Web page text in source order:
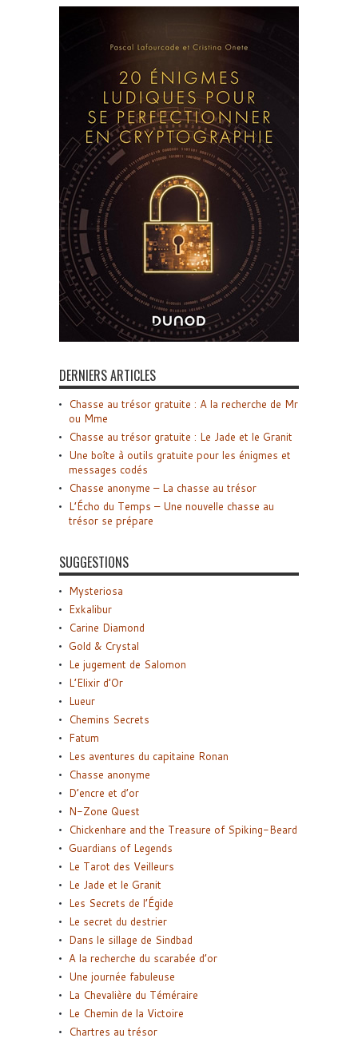
DERNIERS ARTICLES
Chasse au trésor gratuite : A la recherche de Mr
ou Mme
Chasse au trésor gratuite : Le Jade et le Granit
Une boîte à outils gratuite pour les énigmes et
messages codés
Chasse anonyme – La chasse au trésor
L’Écho du Temps – Une nouvelle chasse au
trésor se prépare
SUGGESTIONS
Mysteriosa
Exkalibur
Carine Diamond
Gold & Crystal
Le jugement de Salomon
L’Elixir d’Or
Lueur
Chemins Secrets
Fatum
Les aventures du capitaine Ronan
Chasse anonyme
D’encre et d’or
N-Zone Quest
Chickenhare and the Treasure of Spiking-Beard
Guardians of Legends
Le Tarot des Veilleurs
Le Jade et le Granit
Les Secrets de l’Égide
Le secret du destrier
Dans le sillage de Sindbad
A la recherche du scarabée d’or
Une journée fabuleuse
La Chevalière du Téméraire
Le Chemin de la Victoire
Chartres au trésor